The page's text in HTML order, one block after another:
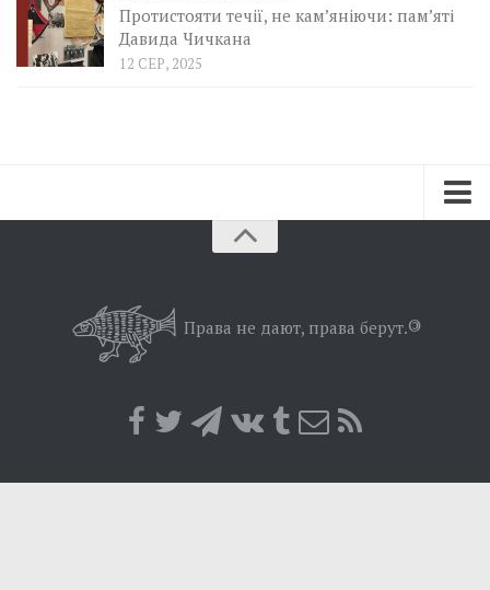
Протистояти течії, не кам’яніючи: пам’яті
Давида Чичкана
12 СЕР, 2025
Позиція
Музика революції
Права не дают, права берут.©